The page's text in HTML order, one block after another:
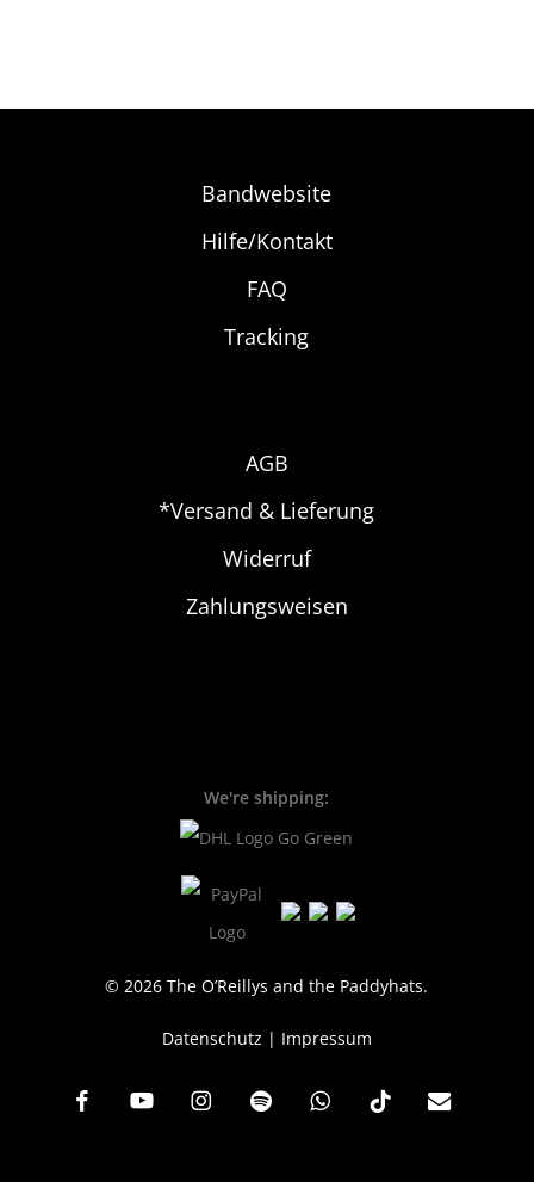
Bandwebsite
Hilfe/Kontakt
FAQ
Tracking
AGB
*Versand & Lieferung
Widerruf
Zahlungsweisen
We're shipping:
© 2026 The O’Reillys and the Paddyhats.
Datenschutz | Impressum
facebookyoutubeinstagramspotify whatsapp
tiktok email